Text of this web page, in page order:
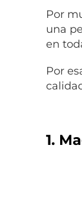
Por
una
en
Por
1.